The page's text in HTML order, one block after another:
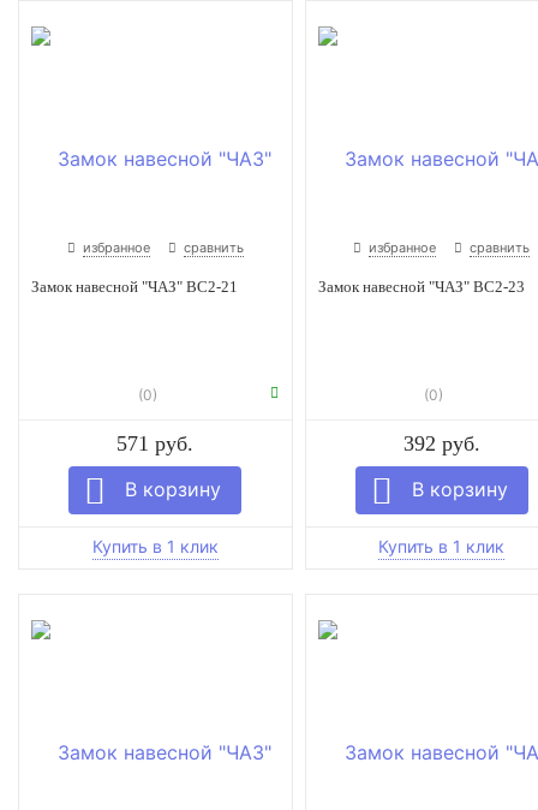
избранное сравнить
Замок навесной "ЧАЗ" ВС2-21
(0)
571 руб.
избранное сравнить
Замок навесной "ЧАЗ" ВС2-23
(0)
392 руб.